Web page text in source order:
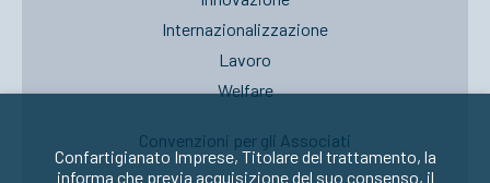
Internazionalizzazione
Lavoro
Welfare
Convenzioni per gli Associati
Confartigianato Imprese, Titolare del trattamento, la
informa che previa acquisizione del suo consenso, il